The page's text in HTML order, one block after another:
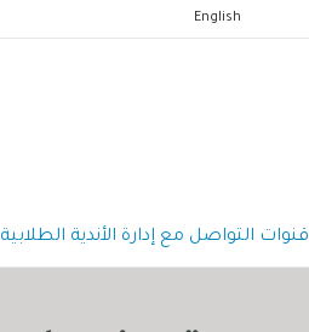
English
قنوات التواصل مع إدارة الأندية الطلابية